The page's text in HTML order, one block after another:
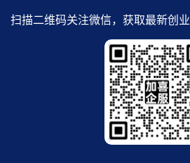
扫描二维码关注微信，获取最新创